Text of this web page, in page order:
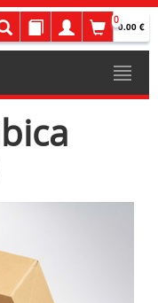
0
0.00 €